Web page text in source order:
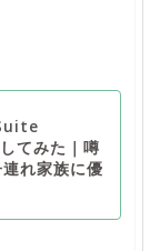
てみた｜噂
れ家族に優